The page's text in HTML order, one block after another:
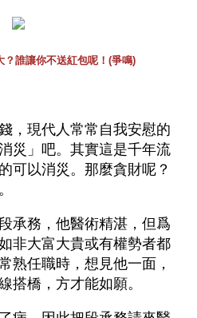
？誰讓你不送紅包呢！(爭鳴)
，現代人常常自我安慰的
災」吧。其實這是千年流
可以消災。那麼貪財呢？
承務，他醫術精湛，但爲
非大富大貴或有權勢者都
熟任職時，想見他一面，
搭橋，方才能如願。